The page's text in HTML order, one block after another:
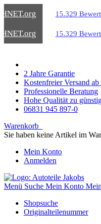
.org 15.329
.org 15.329
2 Jahre Garantie
Kostenfreier Versand
Professionelle Beratung
Hohe Qualität zu
06831 945 897-0
Warenkorb
Sie haben keine Artikel im
Mein Konto
Anmelden
Menü Suche Mein Konto
Shopsuche
Originalteilenummer